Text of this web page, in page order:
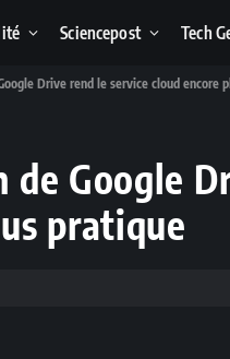
Sciencepost Tech
Drive rend le service cloud encore
Google
pratique